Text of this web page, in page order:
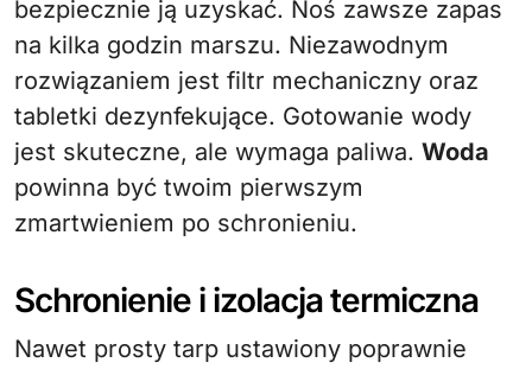
bezpiecznie ją uzyskać. Noś zawsze zapas
na kilka godzin marszu. Niezawodnym
rozwiązaniem jest filtr mechaniczny oraz
tabletki dezynfekujące. Gotowanie wody
jest skuteczne, ale wymaga paliwa. Woda
powinna być twoim pierwszym
zmartwieniem po schronieniu.
Schronienie i izolacja termiczna
Nawet prosty tarp ustawiony poprawnie